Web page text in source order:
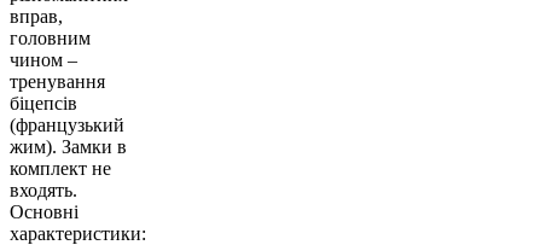
вправ,
головним
чином –
тренування
біцепсів
(французький
жим). Замки в
комплект не
входять.
Основні
характеристики: